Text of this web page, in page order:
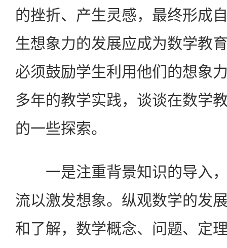
的挫折、产生灵感，最终形成
生想象力的发展应成为数学教
必须鼓励学生利用他们的想象
多年的教学实践，谈谈在数学
的一些探索。
一是注重背景知识的导入，
流以激发想象。纵观数学的发
和了解，数学概念、问题、定